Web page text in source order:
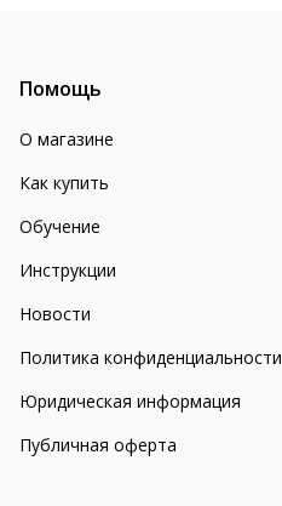
Помощь
О магазине
Как купить
Обучение
Инструкции
Новости
Политика конфиденциальности
Юридическая информация
Публичная оферта